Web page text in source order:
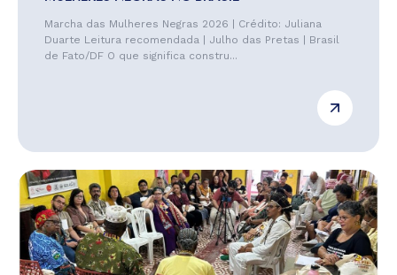
Marcha das Mulheres Negras 2026 | Crédito: Juliana
Duarte Leitura recomendada | Julho das Pretas | Brasil
de Fato/DF O que significa constru...